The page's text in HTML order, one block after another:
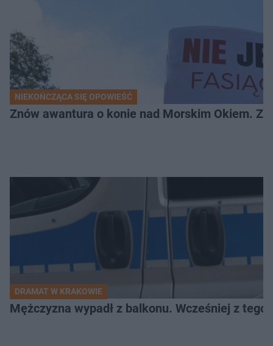
NIEKOŃCZĄCA SIĘ OPOWIEŚĆ
Znów awantura o konie nad Morskim Okiem.
DRAMAT W KRAKOWIE
Mężczyzna wypadł z balkonu. Wcześniej z